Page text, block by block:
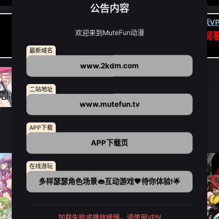
下载虎跃
APP高速专线可前往APP观
公告内容
欢迎来到MuteFun动漫
最新域名
www.2kdm.com
二站地址
www.mutefun.tv
APP下载
APP下载页
在线游玩
多样瑟瑟角色场景👄互动游戏💗待你体验!🌟
加载失败或播放缓慢，请使用VPN